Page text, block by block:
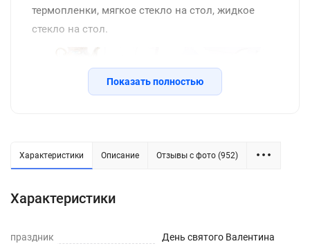
термопленки, мягкое стекло на стол, жидкое
стекло на стол.
Показать полностью
Характеристики Описание Отзывы с фото (952)
Характеристики
праздник День святого Валентина